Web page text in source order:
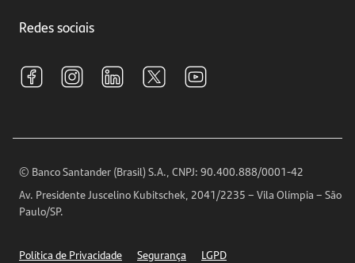
Investimentos
Relações com Investidores
Central de Renegociação
S.A.C
Encontre nossas agências
Horários de Atendimento
Telefones
Redes sociais
© Banco Santander (Brasil) S.A., CNPJ: 90.400.888/0001-42
Av. Presidente Juscelino Kubitschek, 2041/2235 – Vila Olímpia – São
Paulo/SP.
Política de Privacidade Segurança LGPD